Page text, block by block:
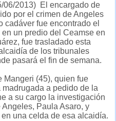
06/2013) El encargado de
por el crimen de Angeles
cadáver fue encontrado el
en un predio del Ceamse en
fue trasladado esta
de los tribunales
pasará el fin de semana.
Mangeri (45), quien fue
madrugada a pedido de la
a su cargo la investigación
Paula Asaro, y
una celda de esa alcaidía.